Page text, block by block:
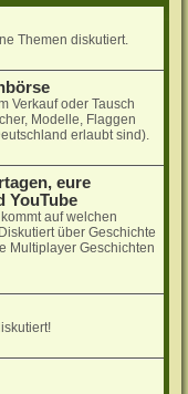
Themen diskutiert.
Verkauf oder Tausch
Modelle, Flaggen
erlaubt sind).
eure
YouTube
auf welchen
über Geschichte
Multiplayer Geschichten